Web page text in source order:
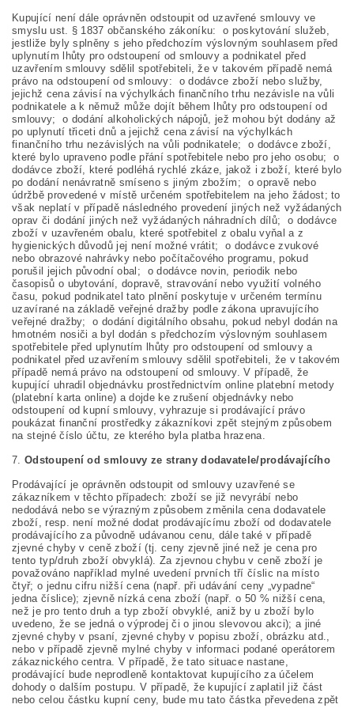
Kupující není dále oprávněn odstoupit od uzavřené smlouvy ve
smyslu ust. § 1837 občanského zákoníku: o poskytování služeb,
jestliže byly splněny s jeho předchozím výslovným souhlasem před
uplynutím lhůty pro odstoupení od smlouvy a podnikatel před
uzavřením smlouvy sdělil spotřebiteli, že v takovém případě nemá
právo na odstoupení od smlouvy: o dodávce zboží nebo služby,
jejichž cena závisí na výchylkách finančního trhu nezávisle na vůli
podnikatele a k němuž může dojít během lhůty pro odstoupení od
smlouvy; o dodání alkoholických nápojů, jež mohou být dodány až
po uplynutí třiceti dnů a jejichž cena závisí na výchylkách
finančního trhu nezávislých na vůli podnikatele; o dodávce zboží,
které bylo upraveno podle přání spotřebitele nebo pro jeho osobu; o
dodávce zboží, které podléhá rychlé zkáze, jakož i zboží, které bylo
po dodání nenávratně smíseno s jiným zbožím; o opravě nebo
údržbě provedené v místě určeném spotřebitelem na jeho žádost; to
však neplatí v případě následného provedení jiných než vyžádaných
oprav či dodání jiných než vyžádaných náhradních dílů; o dodávce
zboží v uzavřeném obalu, které spotřebitel z obalu vyňal a z
hygienických důvodů jej není možné vrátit; o dodávce zvukové
nebo obrazové nahrávky nebo počítačového programu, pokud
porušil jejich původní obal; o dodávce novin, periodik nebo
časopisů o ubytování, dopravě, stravování nebo využití volného
času, pokud podnikatel tato plnění poskytuje v určeném termínu
uzavírané na základě veřejné dražby podle zákona upravujícího
veřejné dražby; o dodání digitálního obsahu, pokud nebyl dodán na
hmotném nosiči a byl dodán s předchozím výslovným souhlasem
spotřebitele před uplynutím lhůty pro odstoupení od smlouvy a
podnikatel před uzavřením smlouvy sdělil spotřebiteli, že v takovém
případě nemá právo na odstoupení od smlouvy. V případě, že
kupující uhradil objednávku prostřednictvím online platební metody
(platební karta online) a dojde ke zrušení objednávky nebo
odstoupení od kupní smlouvy, vyhrazuje si prodávající právo
poukázat finanční prostředky zákazníkovi zpět stejným způsobem
na stejné číslo účtu, ze kterého byla platba hrazena.
7. Odstoupení od smlouvy ze strany dodavatele/prodávajícího
Prodávající je oprávněn odstoupit od smlouvy uzavřené se
zákazníkem v těchto případech: zboží se již nevyrábí nebo
nedodává nebo se výrazným způsobem změnila cena dodavatele
zboží, resp. není možné dodat prodávajícímu zboží od dodavatele
prodávajícího za původně udávanou cenu, dále také v případě
zjevné chyby v ceně zboží (tj. ceny zjevně jiné než je cena pro
tento typ/druh zboží obvyklá). Za zjevnou chybu v ceně zboží je
považováno například mylné uvedení prvních tří číslic na místo
čtyř; o jednu cifru nižší cena (např. při udávání ceny „vypadne“
jedna číslice); zjevně nízká cena zboží (např. o 50 % nižší cena,
než je pro tento druh a typ zboží obvyklé, aniž by u zboží bylo
uvedeno, že se jedná o výprodej či o jinou slevovou akci); a jiné
zjevné chyby v psaní, zjevné chyby v popisu zboží, obrázku atd.,
nebo v případě zjevně mylné chyby v informaci podané operátorem
zákaznického centra. V případě, že tato situace nastane,
prodávající bude neprodleně kontaktovat kupujícího za účelem
dohody o dalším postupu. V případě, že kupující zaplatil již část
nebo celou částku kupní ceny, bude mu tato částka převedena zpět